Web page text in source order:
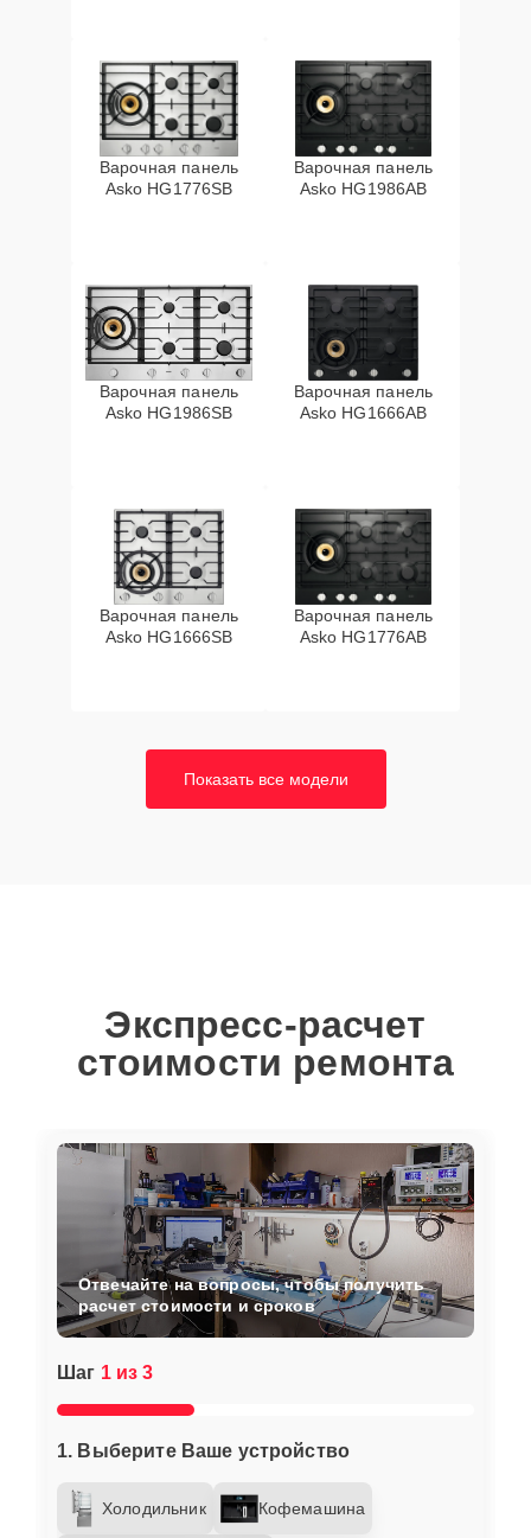
Варочная панель
Asko HG1776SB
Варочная панель
Asko HG1986AB
Варочная панель
Asko HG1986SB
Варочная панель
Asko HG1666AB
Варочная панель
Asko HG1666SB
Варочная панель
Asko HG1776AB
Показать все модели
Экспресс-расчет
стоимости ремонта
Шаг 1 из 3
1. Выберите Ваше устройство
Холодильник Кофемашина
Отвечайте на вопросы, чтобы получить
расчет стоимости и сроков